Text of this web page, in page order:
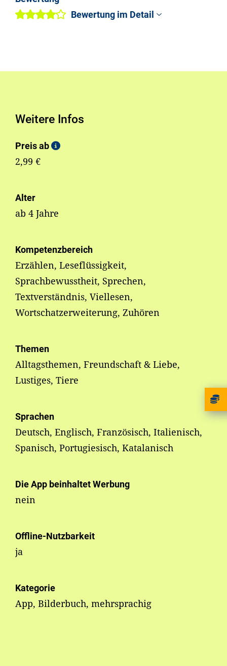
Bewertung im Detail
Weitere Infos
Preis ab
2,99 €
Alter
ab 4 Jahre
Kompetenzbereich
Erzählen, Leseflüssigkeit,
Sprachbewusstheit, Sprechen,
Textverständnis, Viellesen,
Wortschatzerweiterung, Zuhören
Themen
Alltagsthemen, Freundschaft & Liebe,
Lustiges, Tiere
Sprachen
Deutsch, Englisch, Französisch, Italienisch,
Spanisch, Portugiesisch, Katalanisch
Die App beinhaltet Werbung
nein
Offline-Nutzbarkeit
ja
Kategorie
App, Bilderbuch, mehrsprachig